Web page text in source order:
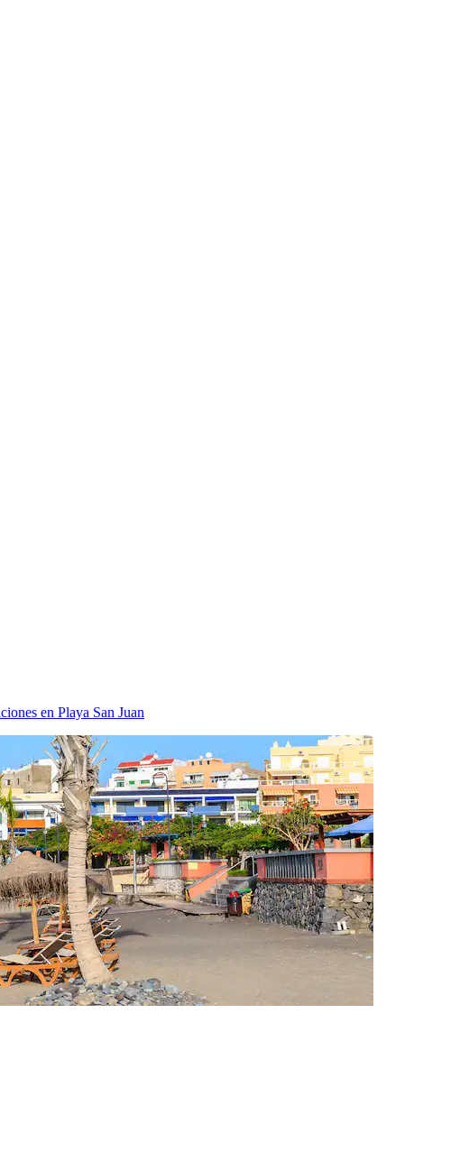
en Playa San Juan